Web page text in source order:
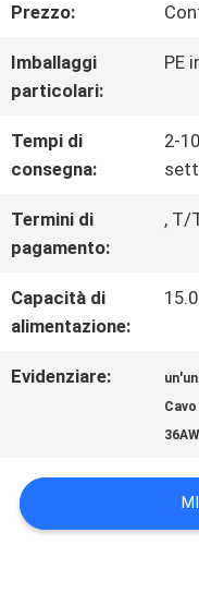
CONTROLLO
DELLA
QUALITÀ
CONTATTACI
NOTIZIE
CASI
UN
Prezzo:
Imballaggi
particolari:
PE
Tempi di
consegna:
2-
Termini di
pagamento:
, T/
Capacità di
alimentazione:
Evidenziare: